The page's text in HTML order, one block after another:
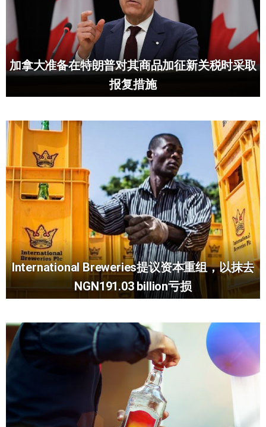
加拿大准备在特朗普对其商品加征新关税时采取
报复措施
International Breweries提议资本重组，以抹去
NGN191.03 billion亏损